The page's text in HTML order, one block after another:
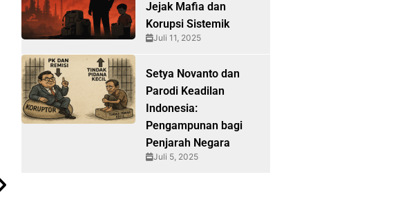
Jejak Mafia dan
Korupsi Sistemik
Juli 11, 2025
Setya Novanto dan
Parodi Keadilan
Indonesia:
Pengampunan bagi
Penjarah Negara
Juli 5, 2025